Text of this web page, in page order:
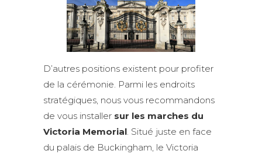
D’autres positions existent pour profiter
de la cérémonie. Parmi les endroits
stratégiques, nous vous recommandons
de vous installer sur les marches du
Victoria Memorial. Situé juste en face
du palais de Buckingham, le Victoria